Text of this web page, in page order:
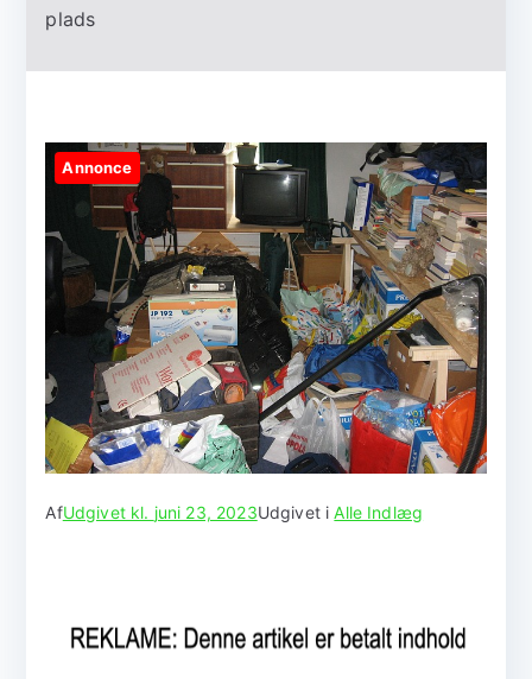
plads
Annonce
AfUdgivet kl. juni 23, 2023Udgivet iAlle Indlæg